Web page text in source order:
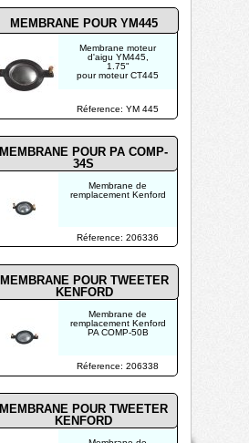
Contact
Home
Réference: YM 445
MEMBRANE POUR YM445
Membrane moteur
d'aigu YM445,
1.75"
pour moteur CT445
Membrane de
remplacement Kenford
Membrane de
remplacement Kenford
PA COMP-50B
Réference: 206336
Réference: 206338
MEMBRANE POUR PA COMP-
34S
MEMBRANE POUR TWEETER
KENFORD
MEMBRANE POUR TWEETER
KENFORD